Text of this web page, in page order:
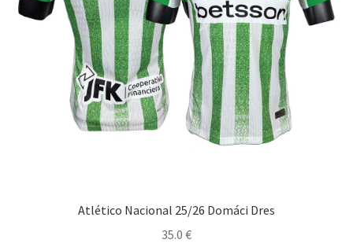
Atlético Nacional 25/26 Domáci Dres
35.0 €